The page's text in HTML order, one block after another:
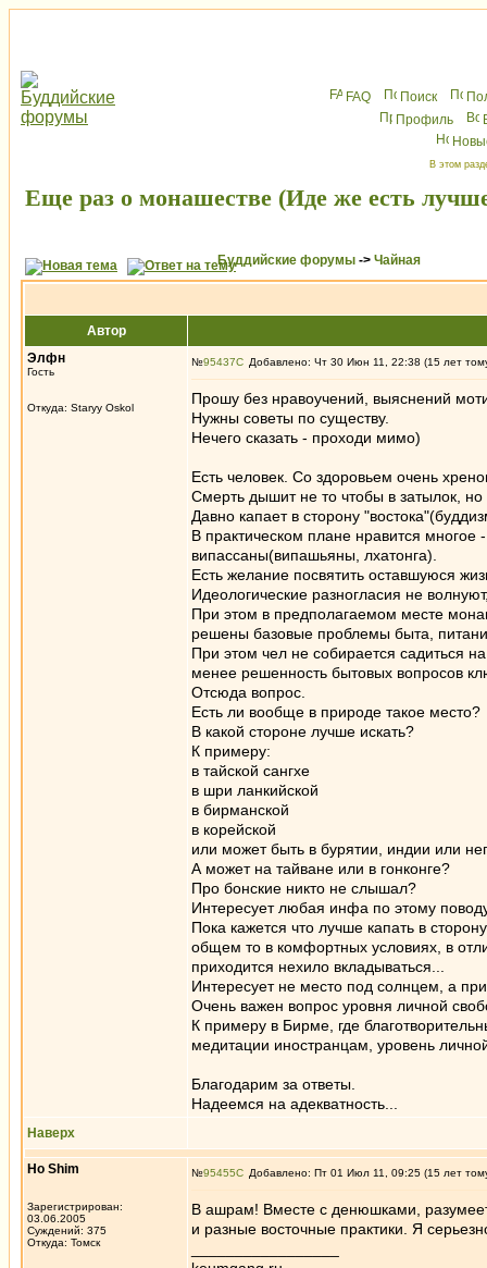
FAQ Поиск
Профиль
В этом
Еще раз о монашестве (Иде же есть
Буддийские форумы -> Чайная
Автор
Элфн
Гость
Откуда: Staryy Oskol
№95437 Добавлено: Чт 30 Июн 11, 22:38 (15 лет
Прошу без нравоучений, выяснений
Нужны советы по существу.
Нечего сказать - проходи мимо)
Есть человек. Со здоровьем очень
Смерть дышит не то чтобы в затылок, но
Давно капает в сторону
В практическом плане нравится
випассаны(випашьяны, лхатонга).
Есть желание посвятить оставшуюся
Идеологические разногласия не
При этом в предполагаемом месте
решены базовые проблемы быта,
При этом чел не собирается садиться
менее решенность бытовых вопросов
Отсюда вопрос.
Есть ли вообще в природе такое место?
В какой стороне лучше искать?
К примеру:
в тайской сангхе
в шри ланкийской
в бирманской
в корейской
или может быть в бурятии, индии или
А может на тайване или в гонконге?
Про бонские никто не слышал?
Интересует любая инфа по этому
Пока кажется что лучше капать в
общем то в комфортных условиях, в
приходится нехило вкладываться...
Интересует не место под солнцем, а
Очень важен вопрос уровня личной
К примеру в Бирме, где
медитации иностранцам, уровень
Благодарим за ответы.
Надеемся на адекватность...
Наверх
Ho Shim
Зарегистрирован:
03.06.2005
Суждений: 375
Откуда: Томск
№95455 Добавлено: Пт 01 Июл 11, 09:25 (15 лет
В ашрам! Вместе с денюшками,
и разные восточные практики. Я